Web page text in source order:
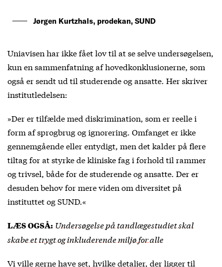
Jørgen Kurtzhals, prodekan, SUND
Uniavisen har ikke fået lov til at se selve undersøgelsen,
kun en sammenfatning af hovedkonklusionerne, som
også er sendt ud til studerende og ansatte. Her skriver
institutledelsen:
»Der er tilfælde med diskrimination, som er reelle i
form af sprogbrug og ignorering. Omfanget er ikke
gennemgående eller entydigt, men det kalder på flere
tiltag for at styrke de kliniske fag i forhold til rammer
og trivsel, både for de studerende og ansatte. Der er
desuden behov for mere viden om diversitet på
instituttet og SUND.«
LÆS OGSÅ: Undersøgelse på tandlægestudiet skal
skabe et trygt og inkluderende miljø for alle
Vi ville gerne have set, hvilke detaljer, der ligger til